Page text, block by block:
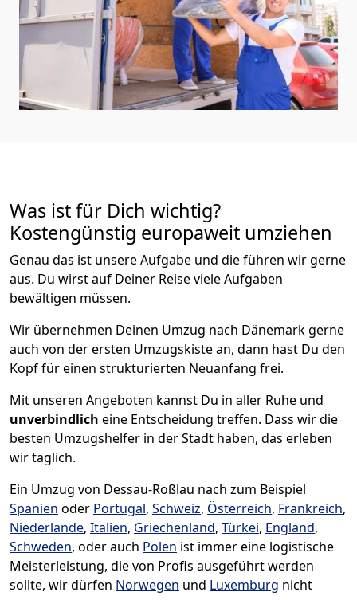
Was ist für Dich wichtig?
Kostengünstig europaweit umziehen
Genau das ist unsere Aufgabe und die führen wir gerne
aus. Du wirst auf Deiner Reise viele Aufgaben
bewältigen müssen.
Wir übernehmen Deinen Umzug nach Dänemark gerne
auch von der ersten Umzugskiste an, dann hast Du den
Kopf für einen strukturierten Neuanfang frei.
Mit unseren Angeboten kannst Du in aller Ruhe und
unverbindlich eine Entscheidung treffen. Dass wir die
besten Umzugshelfer in der Stadt haben, das erleben
wir täglich.
Ein Umzug von Dessau-Roßlau nach zum Beispiel
Spanien oder Portugal, Schweiz, Österreich, Frankreich,
Niederlande, Italien, Griechenland, Türkei, England,
Schweden, oder auch Polen ist immer eine logistische
Meisterleistung, die von Profis ausgeführt werden
sollte, wir dürfen Norwegen und Luxemburg nicht